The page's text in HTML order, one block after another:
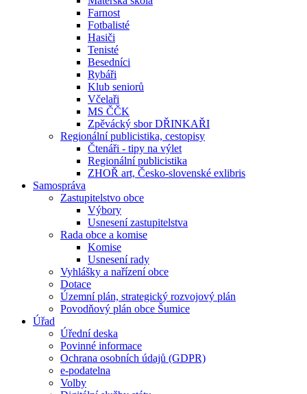
Farnost
Fotbalisté
Hasiči
Tenisté
Besedníci
Rybáři
Klub seniorů
Včelaři
MS ČČK
Zpěvácký sbor DŘINKAŘI
Regionální publicistika, cestopisy
Čtenáři - tipy na výlet
Regionální publicistika
ZHOŘ art, Česko-slovenské exlibris
Samospráva
Zastupitelstvo obce
Výbory
Usnesení zastupitelstva
Rada obce a komise
Komise
Usnesení rady
Vyhlášky a nařízení obce
Dotace
Územní plán, strategický rozvojový plán
Povodňový plán obce Šumice
Úřad
Úřední deska
Povinné informace
Ochrana osobních údajů (GDPR)
e-podatelna
Volby